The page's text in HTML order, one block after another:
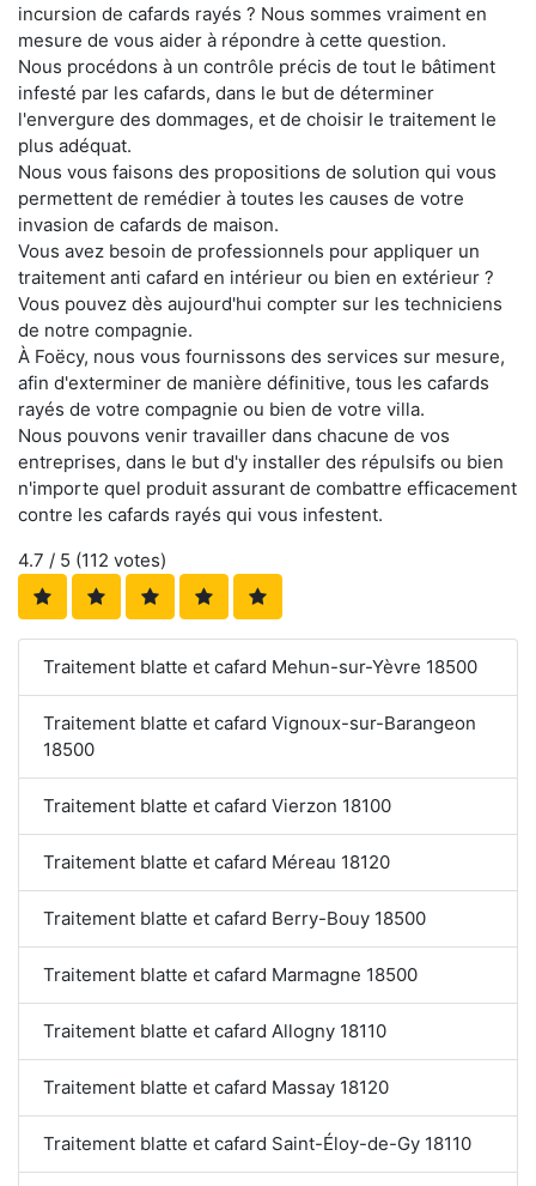
incursion de cafards rayés ? Nous sommes vraiment en
mesure de vous aider à répondre à cette question.
Nous procédons à un contrôle précis de tout le bâtiment
infesté par les cafards, dans le but de déterminer
l'envergure des dommages, et de choisir le traitement le
plus adéquat.
Nous vous faisons des propositions de solution qui vous
permettent de remédier à toutes les causes de votre
invasion de cafards de maison.
Vous avez besoin de professionnels pour appliquer un
traitement anti cafard en intérieur ou bien en extérieur ?
Vous pouvez dès aujourd'hui compter sur les techniciens
de notre compagnie.
À Foëcy, nous vous fournissons des services sur mesure,
afin d'exterminer de manière définitive, tous les cafards
rayés de votre compagnie ou bien de votre villa.
Nous pouvons venir travailler dans chacune de vos
entreprises, dans le but d'y installer des répulsifs ou bien
n'importe quel produit assurant de combattre efficacement
contre les cafards rayés qui vous infestent.
4.7 / 5 (112 votes)
Traitement blatte et cafard Mehun-sur-Yèvre 18500
Traitement blatte et cafard Vignoux-sur-Barangeon
18500
Traitement blatte et cafard Vierzon 18100
Traitement blatte et cafard Méreau 18120
Traitement blatte et cafard Berry-Bouy 18500
Traitement blatte et cafard Marmagne 18500
Traitement blatte et cafard Allogny 18110
Traitement blatte et cafard Massay 18120
Traitement blatte et cafard Saint-Éloy-de-Gy 18110